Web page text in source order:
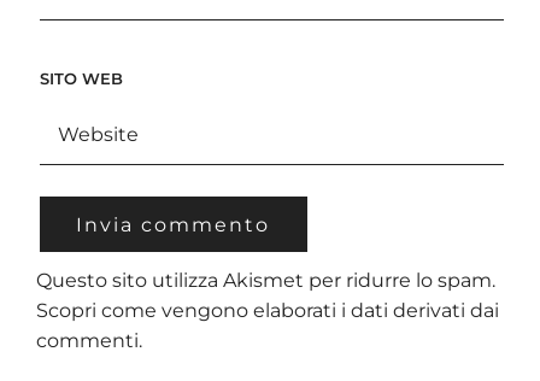
SITO WEB
Questo sito utilizza Akismet per ridurre lo spam.
Scopri come vengono elaborati i dati derivati dai
commenti.